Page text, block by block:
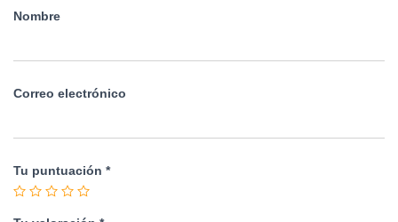
Nombre
Correo electrónico
Tu puntuación *